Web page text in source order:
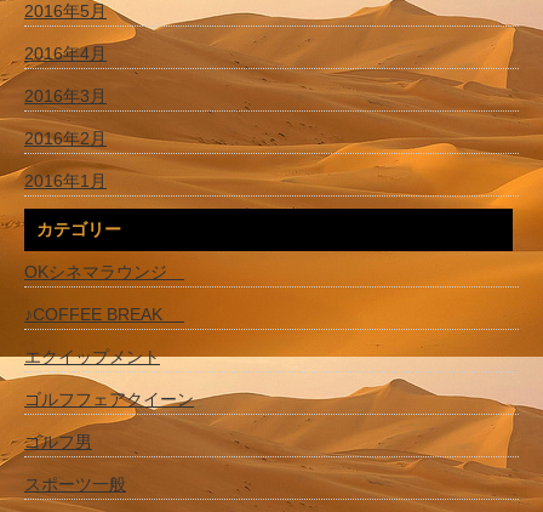
2016年5月
2016年4月
2016年3月
2016年2月
2016年1月
カテゴリー
OKシネマラウンジ
♪COFFEE BREAK
エクイップメント
ゴルフフェアクイーン
ゴルフ男
スポーツ一般